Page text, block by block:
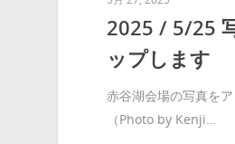
2025 / 5/25
ップします
赤谷湖会場の写真を
（Photo by Kenji…